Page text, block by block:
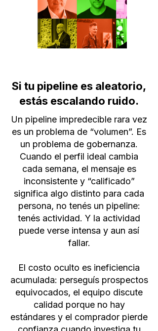
Si tu pipeline es aleatorio,
estás escalando ruido.
Un pipeline impredecible rara vez
es un problema de “volumen”. Es
un problema de gobernanza.
Cuando el perfil ideal cambia
cada semana, el mensaje es
inconsistente y “calificado”
significa algo distinto para cada
persona, no tenés un pipeline:
tenés actividad. Y la actividad
puede verse intensa y aun así
fallar.
El costo oculto es ineficiencia
acumulada: perseguís prospectos
equivocados, el equipo discute
calidad porque no hay
estándares y el comprador pierde